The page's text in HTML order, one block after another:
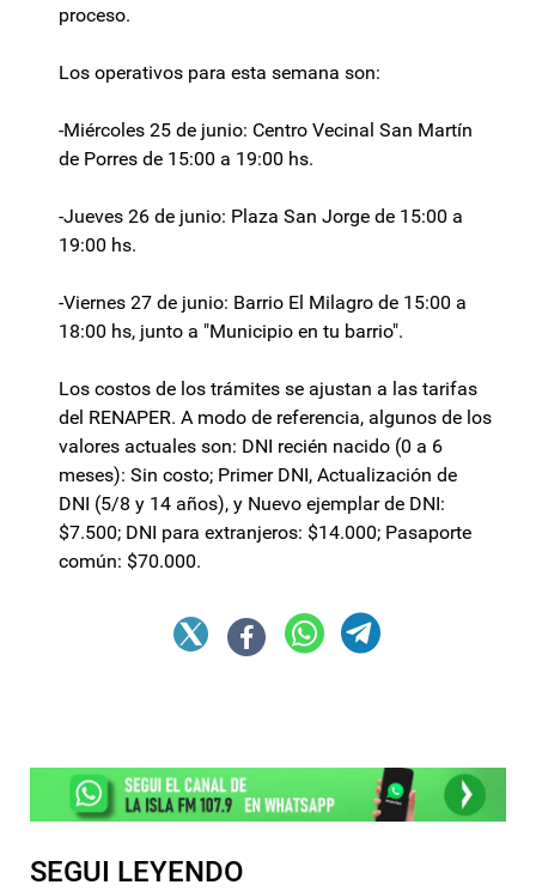
proceso.
Los operativos para esta semana son:
-Miércoles 25 de junio: Centro Vecinal San Martín
de Porres de 15:00 a 19:00 hs.
-Jueves 26 de junio: Plaza San Jorge de 15:00 a
19:00 hs.
-Viernes 27 de junio: Barrio El Milagro de 15:00 a
18:00 hs, junto a "Municipio en tu barrio".
Los costos de los trámites se ajustan a las tarifas
del RENAPER. A modo de referencia, algunos de los
valores actuales son: DNI recién nacido (0 a 6
meses): Sin costo; Primer DNI, Actualización de
DNI (5/8 y 14 años), y Nuevo ejemplar de DNI:
$7.500; DNI para extranjeros: $14.000; Pasaporte
común: $70.000.
SEGUI LEYENDO